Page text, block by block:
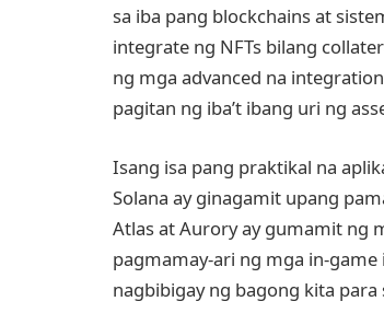
sa iba pang blockchains at
integrate ng NFTs bilang
ng mga advanced na
pagitan ng iba’t ibang uri ng
Isang isa pang praktikal na
Solana ay ginagamit upang
Atlas at Aurory ay gumamit ng
pagmamay-ari ng mga in-
nagbibigay ng bagong kita